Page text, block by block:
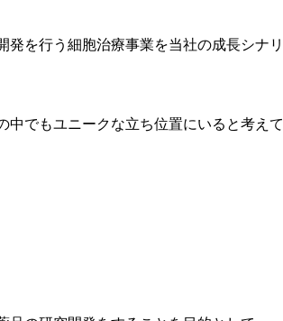
を行う細胞治療事業を当社の成長シナリ
でもユニークな立ち位置にいると考えて